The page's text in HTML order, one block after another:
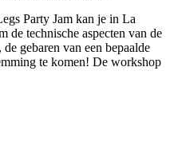
Party Jam kan je in La
de technische aspecten van de
gebaren van een bepaalde
te komen! De workshop